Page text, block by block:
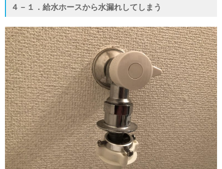
４－１．給水ホースから水漏れしてしまう